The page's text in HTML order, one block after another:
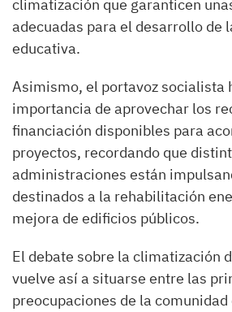
climatización que garanticen
adecuadas para el desarrollo de
educativa.
Asimismo, el portavoz socialista
importancia de aprovechar los
financiación disponibles para
proyectos, recordando que
administraciones están
destinados a la rehabilitación
mejora de edificios públicos.
El debate sobre la climatización
vuelve así a situarse entre las
preocupaciones de la